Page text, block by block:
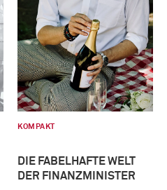
KOMPAKT
DIE FABELHAFTE WELT
DER FINANZMINISTER